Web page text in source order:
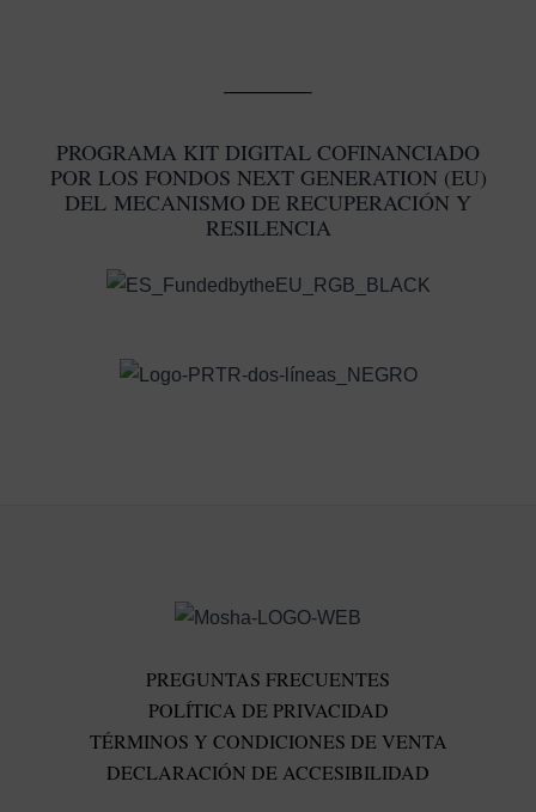
PROGRAMA KIT DIGITAL COFINANCIADO
POR LOS FONDOS NEXT GENERATION (EU)
DEL MECANISMO DE RECUPERACIÓN Y
RESILENCIA
PREGUNTAS FRECUENTES
POLÍTICA DE PRIVACIDAD
TÉRMINOS Y CONDICIONES DE VENTA
DECLARACIÓN DE ACCESIBILIDAD